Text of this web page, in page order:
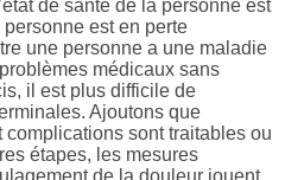
de santé de la personne est
est en perte
une personne a une maladie
médicaux sans
il est plus difficile de
Ajoutons que
sont traitables ou
étapes, les mesures
de la douleur jouent